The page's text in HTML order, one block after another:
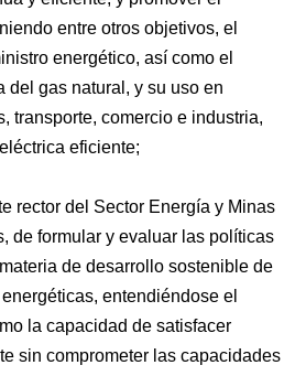
entre otros objetivos, el
energético, así como el
del gas natural, y su uso en
transporte, comercio e industria,
eficiente;
rector del Sector Energía y Minas
de formular y evaluar las políticas
de desarrollo sostenible de
entendiéndose el
la capacidad de satisfacer
sin comprometer las capacidades